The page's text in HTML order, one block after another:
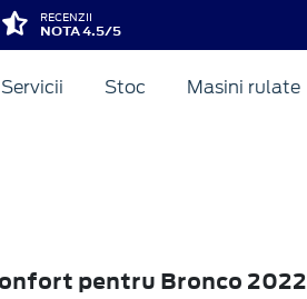
RECENZII
NOTA 4.5/5
Servicii Stoc Masini rulate
pentru Bronco 2022